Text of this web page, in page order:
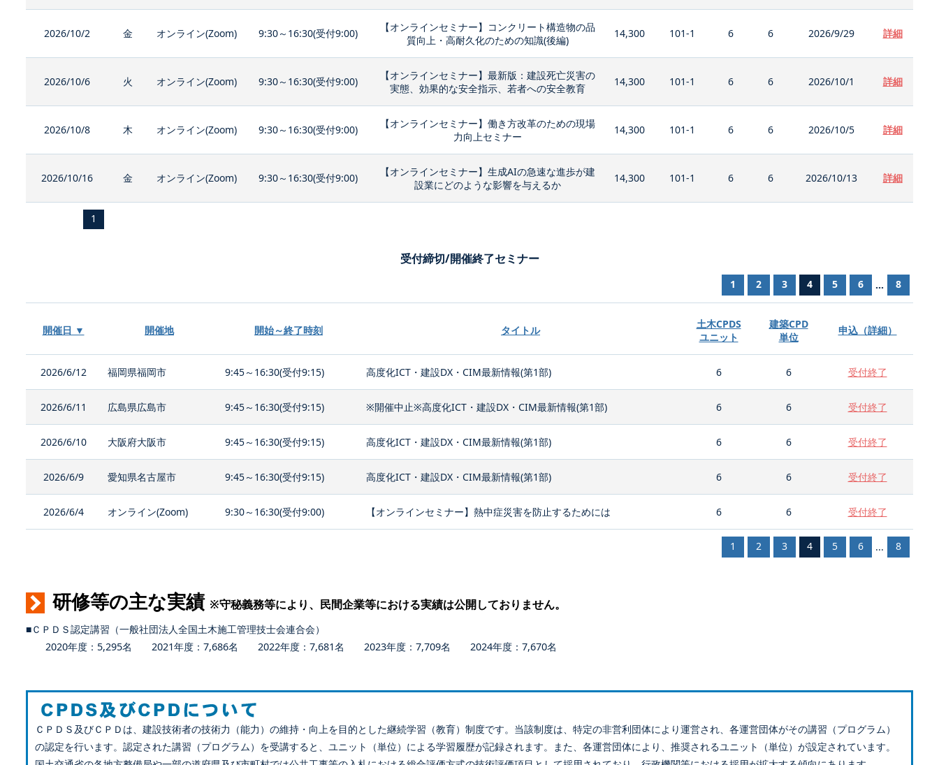
2026/10/2 金 オンライン(Zoom) 9:30～16:30(受付9:00)
【オンラインセミナー】コンクリート構造物の品
質向上・高耐久化のための知識(後編)
14,300 101-1 6 6 2026/9/29 詳細
2026/10/6 火 オンライン(Zoom) 9:30～16:30(受付9:00)
【オンラインセミナー】最新版：建設死亡災害の
実態、効果的な安全指示、若者への安全教育
14,300 101-1 6 6 2026/10/1 詳細
2026/10/8 木 オンライン(Zoom) 9:30～16:30(受付9:00)
【オンラインセミナー】働き方改革のための現場
力向上セミナー
14,300 101-1 6 6 2026/10/5 詳細
2026/10/16 金 オンライン(Zoom) 9:30～16:30(受付9:00)
【オンラインセミナー】生成AIの急速な進歩が建
設業にどのような影響を与えるか
14,300 101-1 6 6 2026/10/13 詳細
1
受付締切/開催終了セミナー
1 2 3 4 5 6 ... 8
開催日 ▼ 開催地 開始～終了時刻 タイトル
土木CPDS
ユニット
建築CPD
単位
申込（詳細）
2026/6/12 福岡県福岡市 9:45～16:30(受付9:15) 高度化ICT・建設DX・CIM最新情報(第1部) 6 6 受付終了
2026/6/11 広島県広島市 9:45～16:30(受付9:15) ※開催中止※高度化ICT・建設DX・CIM最新情報(第1部) 6 6 受付終了
2026/6/10 大阪府大阪市 9:45～16:30(受付9:15) 高度化ICT・建設DX・CIM最新情報(第1部) 6 6 受付終了
2026/6/9 愛知県名古屋市 9:45～16:30(受付9:15) 高度化ICT・建設DX・CIM最新情報(第1部) 6 6 受付終了
2026/6/4 オンライン(Zoom) 9:30～16:30(受付9:00) 【オンラインセミナー】熱中症災害を防止するためには 6 6 受付終了
1 2 3 4 5 6 ... 8
研修等の主な実績 ※守秘義務等により、民間企業等における実績は公開しておりません。
■ＣＰＤＳ認定講習（一般社団法人全国土木施工管理技士会連合会）
2020年度：5,295名 2021年度：7,686名 2022年度：7,681名 2023年度：7,709名 2024年度：7,670名
ＣＰＤＳ及びＣＰＤは、建設技術者の技術力（能力）の維持・向上を目的とした継続学習（教育）制度です。当該制度は、特定の非営利団体により運営され、各運営団体がその講習（プログラム）
の認定を行います。認定された講習（プログラム）を受講すると、ユニット（単位）による学習履歴が記録されます。また、各運営団体により、推奨されるユニット（単位）が設定されています。